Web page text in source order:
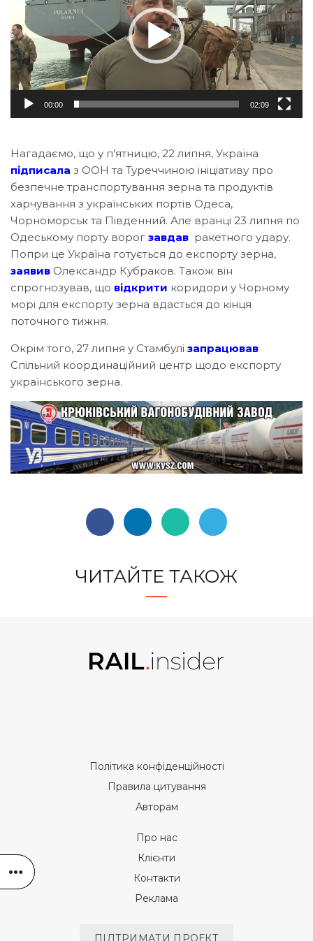
00:00 02:09
Нагадаємо, що у п’ятницю, 22 липня, Україна
підписала з ООН та Туреччиною ініціативу про
безпечне транспортування зерна та продуктів
харчування з українських портів Одеса,
Чорноморськ та Південний. Але вранці 23 липня по
Одеському порту ворог завдав ракетного удару.
Попри це Україна готується до експорту зерна,
заявив Олександр Кубраков. Також він
спрогнозував, що відкрити коридори у Чорному
морі для експорту зерна вдасться до кінця
поточного тижня.
Окрім того, 27 липня у Стамбулі запрацював
Спільний координаційний центр щодо експорту
українського зерна.
ЧИТАЙТЕ ТАКОЖ
Політика конфіденційності
Правила цитування
Авторам
Про нас
Клієнти
Контакти
Реклама
ПІДТРИМАТИ ПРОЕКТ